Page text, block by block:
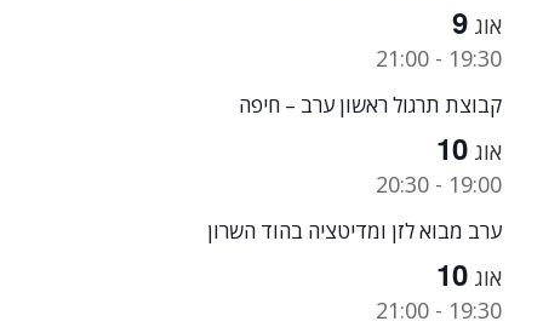
אוג 9
19:30
-
21:00
קבוצת תרגול ראשון ערב – חיפה
אוג 10
19:00
-
20:30
ערב מבוא לזן ומדיטציה בהוד השרון
אוג 10
19:30
-
21:00